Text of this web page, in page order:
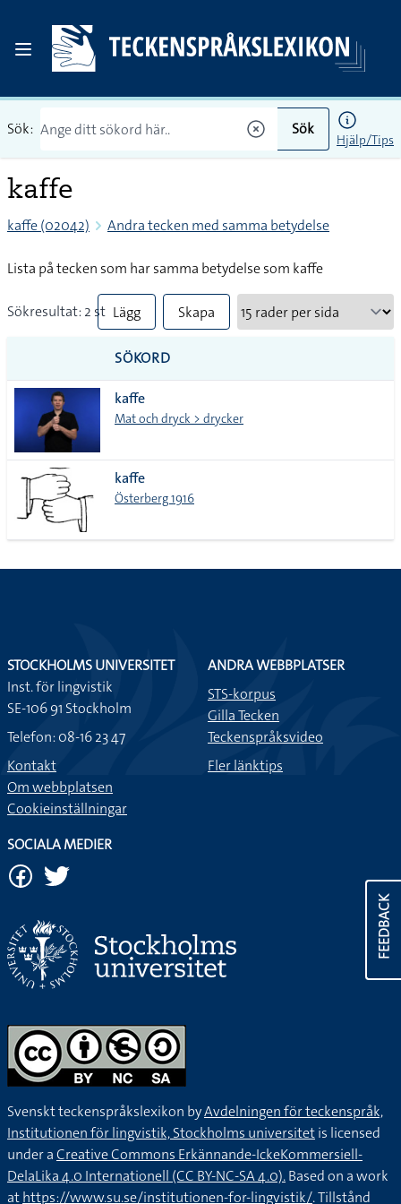
Sök: Sök
Hjälp/Tips
kaffe
kaffe (02042) Andra tecken med samma betydelse
Lista på tecken som har samma betydelse som kaffe
Sökresultat: 2 st Lägg
till
alla i
lista
Skapa
SÖKORD
kaffe
Mat och dryck > drycker
kaffe
Österberg 1916
FEEDBACK
STOCKHOLMS UNIVERSITET
Inst. för lingvistik
SE-106 91 Stockholm
Telefon: 08-16 23 47
Kontakt
Om webbplatsen
Cookieinställningar
ANDRA WEBBPLATSER
STS-korpus
Gilla Tecken
Teckenspråksvideo
Fler länktips
SOCIALA MEDIER
Svenskt teckenspråkslexikon byAvdelningen för teckenspråk,
Institutionen för lingvistik, Stockholms universitetis licensed
under aCreative Commons Erkännande-IckeKommersiell-
DelaLika 4.0 Internationell (CC BY-NC-SA 4.0).Based on a work
athttps://www.su.se/institutionen-for-lingvistik/. Tillstånd